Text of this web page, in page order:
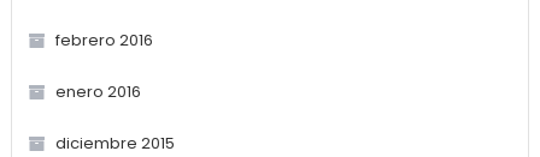
febrero 2016
enero 2016
diciembre 2015